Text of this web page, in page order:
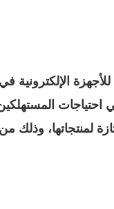
الإلكترونية في
لمنتجاتها،